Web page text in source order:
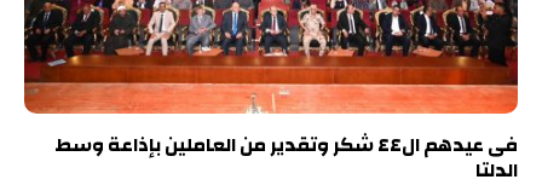
فى عيدهم ال٤٤ شكر وتقدير من العاملين بإذاعة وسط
الدلتا